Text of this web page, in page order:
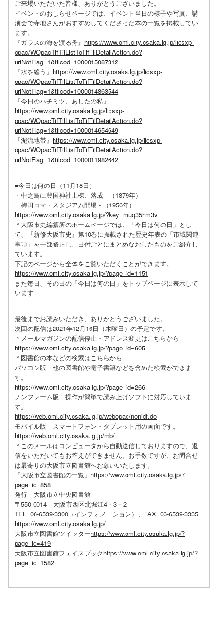
ご来場いただいた皆様、ありがとうございました。
イベントのおしらせページでは、イベント当日の様子や写真、講
演会で寺地さんがおすすめしてくださった本の一覧を掲載してい
ます。
『ガラスの海を渡る舟』 https://www.oml.city.osaka.lg.jp/licsxp-
opac/WOpacTifTilListToTifTilDetailAction.do?
urlNotFlag=1&tilcod=1000015087312
『水を縫う』 https://www.oml.city.osaka.lg.jp/licsxp-
opac/WOpacTifTilListToTifTilDetailAction.do?
urlNotFlag=1&tilcod=1000014863544
『今日のハチミツ、あしたの私』
https://www.oml.city.osaka.lg.jp/licsxp-
opac/WOpacTifTilListToTifTilDetailAction.do?
urlNotFlag=1&tilcod=1000014654649
『泥流地帯』 https://www.oml.city.osaka.lg.jp/licsxp-
opac/WOpacTifTilListToTifTilDetailAction.do?
urlNotFlag=1&tilcod=1000011982642
■今日は何の日（11月18日）
・中之島に豊国神社上棟、落成 - （1879年）
・梅田コマ・スタジアム開場 - （1956年）
https://www.oml.city.osaka.lg.jp/?key=muq35hm3v
＊大阪市史編纂所のホームページでは、「今日は何の日」とし
て、『新修大阪市史』第10巻に掲載された歴史年表の「市域関連
事項」を一部修正し、日付ごとにまとめなおしたものをご紹介し
ています。
下記のページから全体をご覧いただくことができます。
https://www.oml.city.osaka.lg.jp/?page_id=1151
また毎日、その日の「今日は何の日」をトップページに表示して
います
最後までお読みいただき、ありがとうございました。
次回の配信は2021年12月16日（木曜日）の予定です。
＊メールマガジンの配信停止・アドレス変更はこちらから
https://www.oml.city.osaka.lg.jp/?page_id=605
＊図書館の本などの検索はこちらから
パソコン版 他の図書館や電子書籍などを含めた検索ができま
す。
https://www.oml.city.osaka.lg.jp/?page_id=266
ノンフレーム版 操作が簡単で読み上げソフトに対応していま
す。
https://web.oml.city.osaka.lg.jp/webopac/nonidf.do
モバイル版 スマートフォン・タブレット用の画面です。
https://web.oml.city.osaka.lg.jp/mb/
＊このメールはコンピュータから自動送信しておりますので、返
信をいただいてもお答えができません。お手数ですが、お問合せ
は最寄りの大阪市立図書館へお願いいたします。
「大阪市立図書館の一覧」 https://www.oml.city.osaka.lg.jp/?
page_id=858
発行 大阪市立中央図書館
〒550-0014 大阪市西区北堀江4－3－2
TEL 06-6539-3300（インフォメーション）、FAX 06-6539-3335
https://www.oml.city.osaka.lg.jp/
大阪市立図書館ツイッターhttps://www.oml.city.osaka.lg.jp/?
page_id=419
大阪市立図書館フェイスブックhttps://www.oml.city.osaka.lg.jp/?
page_id=1582